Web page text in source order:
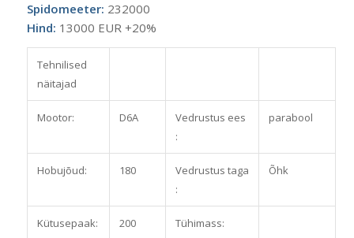
Spidomeeter: 232000
Hind: 13000 EUR +20%
Tehnilised
näitajad
Mootor: D6A
Vedrustus ees
:
parabool
Hobujõud: 180
Vedrustus taga
:
Õhk
Kütusepaak: 200 Tühimass: